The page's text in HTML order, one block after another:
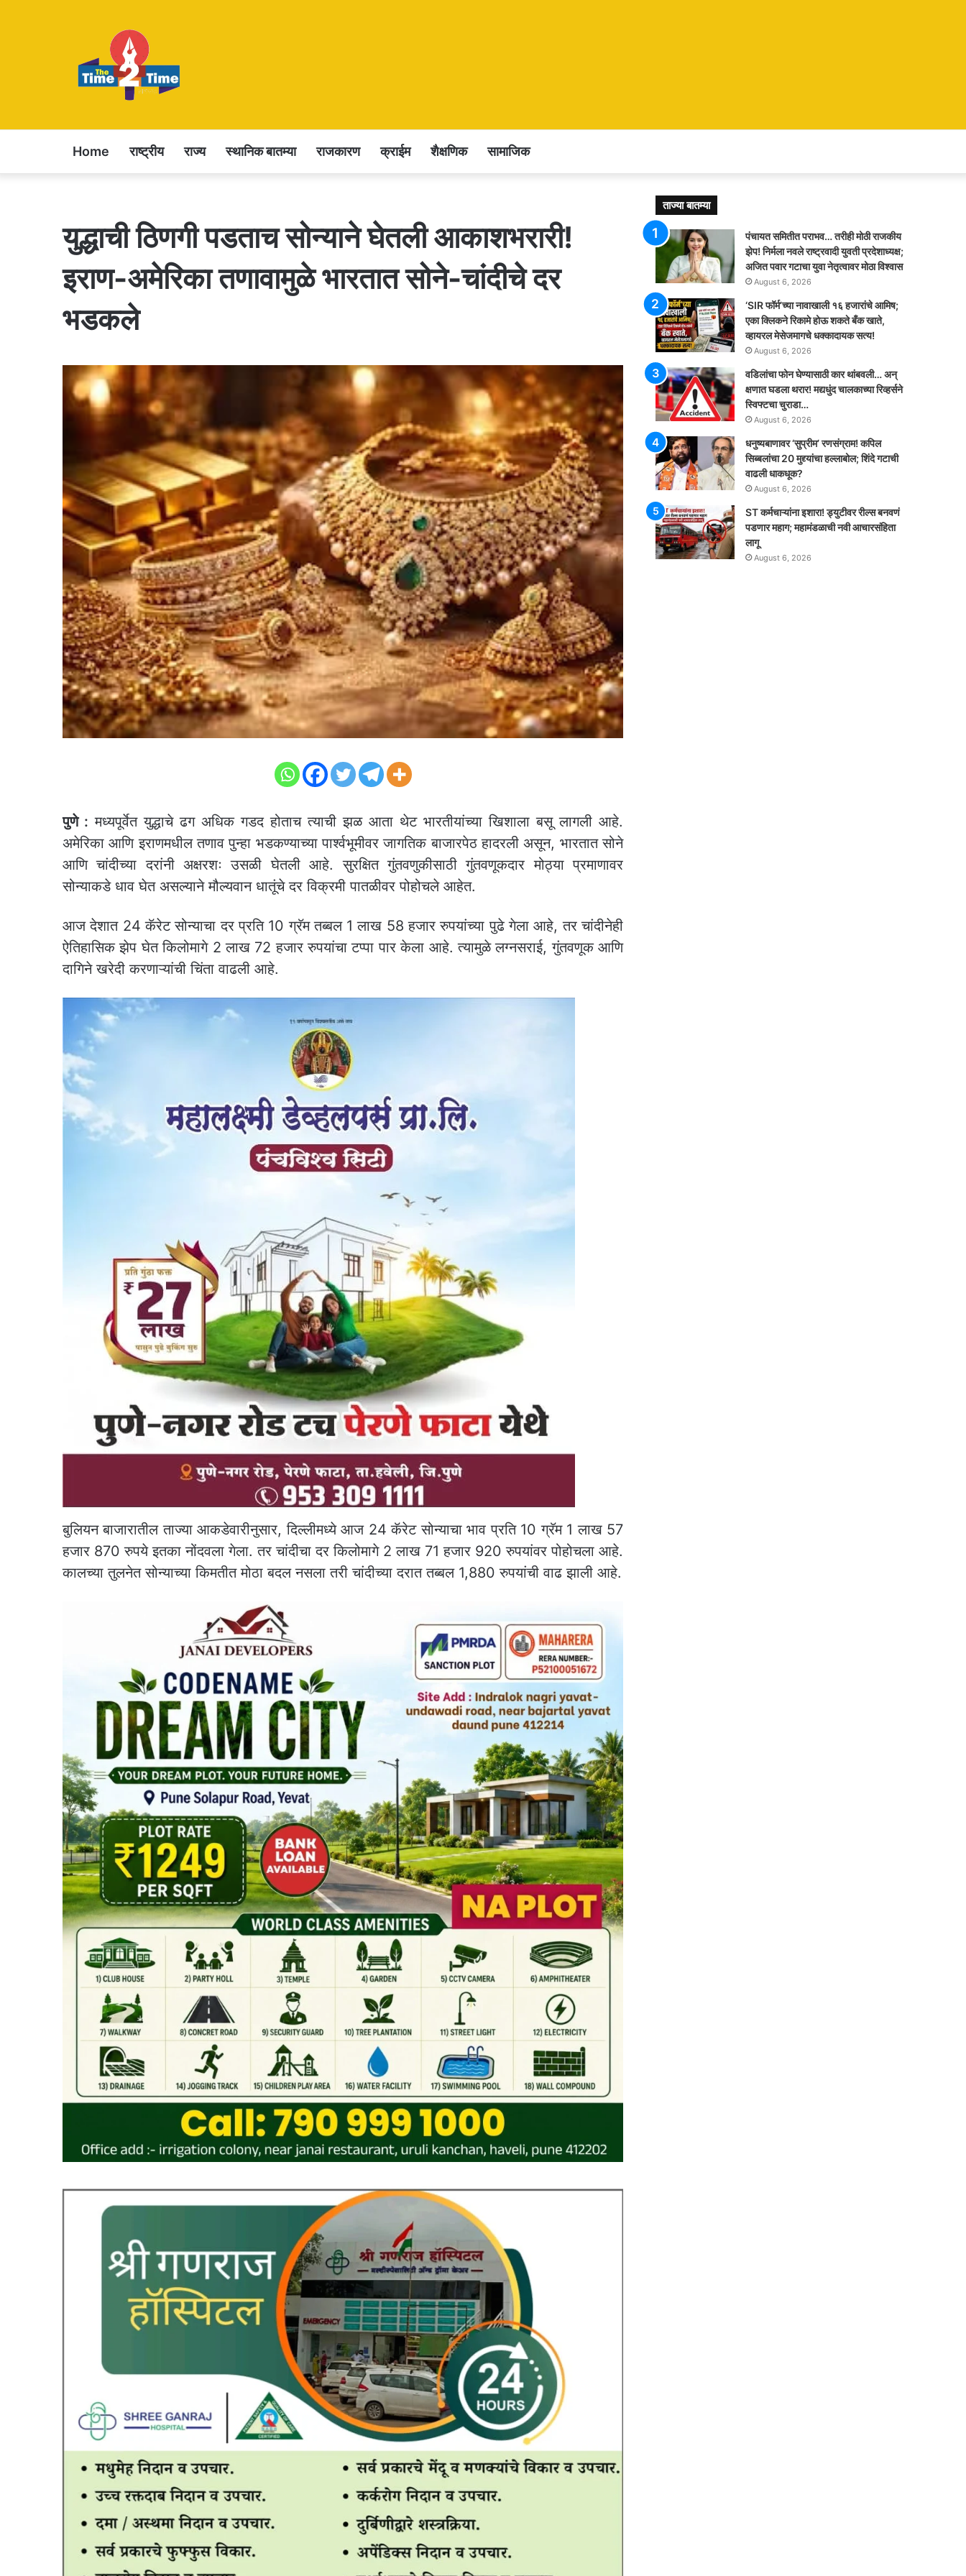
Home राष्ट्रीय राज्य स्थानिक बातम्या राजकारण क्राईम शैक्षणिक सामाजिक
युद्धाची ठिणगी पडताच सोन्याने घेतली आकाशभरारी!
इराण-अमेरिका तणावामुळे भारतात सोने-चांदीचे दर
भडकले
पुणे : मध्यपूर्वेत युद्धाचे ढग अधिक गडद होताच त्याची झळ आता थेट भारतीयांच्या खिशाला बसू लागली आहे.
अमेरिका आणि इराणमधील तणाव पुन्हा भडकण्याच्या पार्श्वभूमीवर जागतिक बाजारपेठ हादरली असून, भारतात सोने
आणि चांदीच्या दरांनी अक्षरशः उसळी घेतली आहे. सुरक्षित गुंतवणुकीसाठी गुंतवणूकदार मोठ्या प्रमाणावर
सोन्याकडे धाव घेत असल्याने मौल्यवान धातूंचे दर विक्रमी पातळीवर पोहोचले आहेत.
आज देशात 24 कॅरेट सोन्याचा दर प्रति 10 ग्रॅम तब्बल 1 लाख 58 हजार रुपयांच्या पुढे गेला आहे, तर चांदीनेही
ऐतिहासिक झेप घेत किलोमागे 2 लाख 72 हजार रुपयांचा टप्पा पार केला आहे. त्यामुळे लग्नसराई, गुंतवणूक आणि
दागिने खरेदी करणाऱ्यांची चिंता वाढली आहे.
बुलियन बाजारातील ताज्या आकडेवारीनुसार, दिल्लीमध्ये आज 24 कॅरेट सोन्याचा भाव प्रति 10 ग्रॅम 1 लाख 57
हजार 870 रुपये इतका नोंदवला गेला. तर चांदीचा दर किलोमागे 2 लाख 71 हजार 920 रुपयांवर पोहोचला आहे.
कालच्या तुलनेत सोन्याच्या किमतीत मोठा बदल नसला तरी चांदीच्या दरात तब्बल 1,880 रुपयांची वाढ झाली आहे.
ताज्या बातम्या
पंचायत समितीत पराभव… तरीही मोठी राजकीय
झेप! निर्मला नवले राष्ट्रवादी युवती प्रदेशाध्यक्ष;
अजित पवार गटाचा युवा नेतृत्वावर मोठा विश्वास
August 6, 2026
‘SIR फॉर्म’च्या नावाखाली १६ हजारांचे आमिष;
एका क्लिकने रिकामे होऊ शकते बँक खाते,
व्हायरल मेसेजमागचे धक्कादायक सत्य!
August 6, 2026
वडिलांचा फोन घेण्यासाठी कार थांबवली… अन्
क्षणात घडला थरार! मद्यधुंद चालकाच्या रिव्हर्सने
स्विफ्टचा चुराडा…
August 6, 2026
धनुष्यबाणावर ‘सुप्रीम’ रणसंग्राम! कपिल
सिब्बलांचा 20 मुद्द्यांचा हल्लाबोल; शिंदे गटाची
वाढली धाकधूक?
August 6, 2026
ST कर्मचाऱ्यांना इशारा! ड्युटीवर रील्स बनवणं
पडणार महाग; महामंडळाची नवी आचारसंहिता
लागू
August 6, 2026